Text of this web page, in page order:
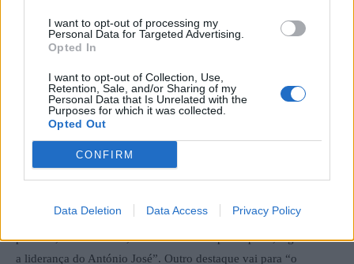
I want to opt-out of processing my
Personal Data for Targeted Advertising.
Opted In
I want to opt-out of Collection, Use,
Retention, Sale, and/or Sharing of my
Personal Data that Is Unrelated with the
Purposes for which it was collected.
Opted Out
CONFIRM
Data Deletion Data Access Privacy Policy
temos tido até hoje, atingindo a marca dos 4700 atletas” … “por
muitas iniciativas, projetos ou ideias que possamos ter, o nosso
eventual sucesso deve-se a um grupo de colaboradores que
diariamente fazem que tudo seja possível, com enorme
empenho, dedicação e profissionalismo”.
Por sua vez, Fernando Gomes, Presidente da Federação
Portuguesa de Futebol saudou todos os presentes na cerimónia e
se deve enaltecer, que é tendo sido um processo eleitoral
pacífico, de lista única, ele foi altamente participado, legitimando
a liderança do António José”. Outro destaque vai para “o